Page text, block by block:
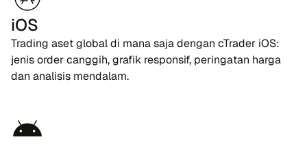
iOS
Trading aset global di mana saja dengan cTrader iOS:
jenis order canggih, grafik responsif, peringatan harga
dan analisis mendalam.